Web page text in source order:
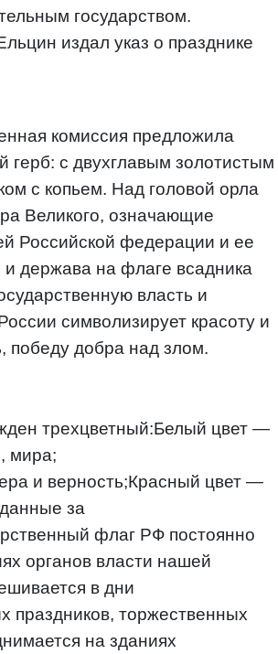
государством.
издал указ о празднике
комиссия предложила
герб: с двухглавым золотистым
с копьем. Над головой орла
Великого, означающие
Российской федерации и ее
и держава на флаге всадника
власть и
символизирует красоту и
победу добра над злом.
трехцветный:Белый цвет —
мира;
и верность;Красный цвет —
за
флаг РФ постоянно
органов власти нашей
в дни
праздников, торжественных
на зданиях